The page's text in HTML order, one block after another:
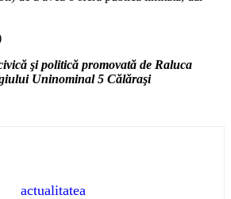
şi politică promovată de Raluca
Uninominal 5 Călăraşi
actualitatea